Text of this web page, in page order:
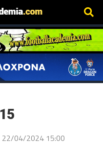
22/04/2024 15:00